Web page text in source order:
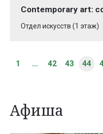
Contemporary art:
Отдел искусств (1 этаж)
1 ... 42 43 44
Афиша